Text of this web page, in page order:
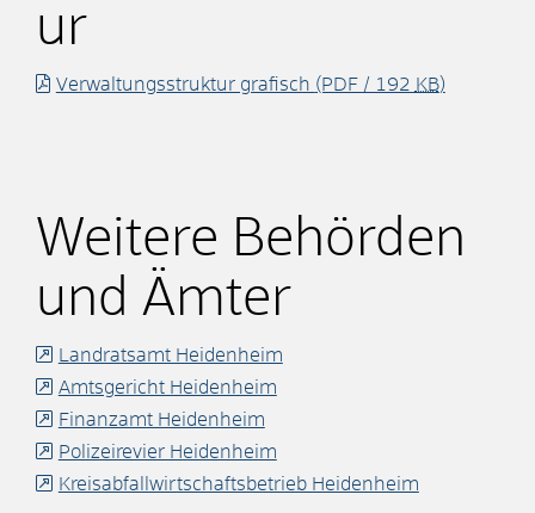
ur
Verwaltungsstruktur grafisch (PDF / 192 KB)
Weitere Behörden
und Ämter
Landratsamt Heidenheim
Amtsgericht Heidenheim
Finanzamt Heidenheim
Polizeirevier Heidenheim
Kreisabfallwirtschaftsbetrieb Heidenheim